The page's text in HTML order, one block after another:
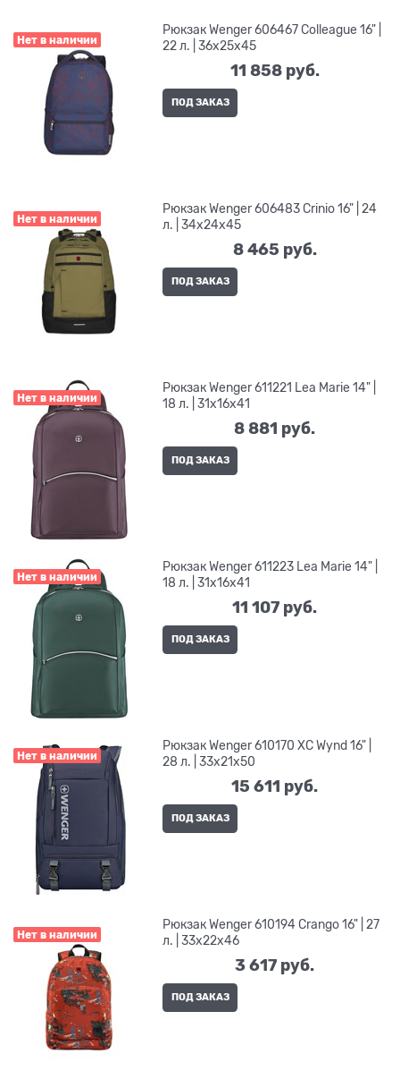
Нет в наличии
Рюкзак Wenger 606467 Colleague 16" |
22 л. | 36x25x45
11 858 руб.
ПОД ЗАКАЗ
Нет в наличии
Рюкзак Wenger 606483 Crinio 16" | 24
л. | 34x24x45
8 465 руб.
ПОД ЗАКАЗ
Нет в наличии
Рюкзак Wenger 611221 Lea Marie 14" |
18 л. | 31x16x41
8 881 руб.
ПОД ЗАКАЗ
Нет в наличии
Рюкзак Wenger 611223 Lea Marie 14" |
18 л. | 31x16x41
11 107 руб.
ПОД ЗАКАЗ
Нет в наличии
Рюкзак Wenger 610170 XC Wynd 16" |
28 л. | 33x21x50
15 611 руб.
ПОД ЗАКАЗ
Нет в наличии
Рюкзак Wenger 610194 Crango 16" | 27
л. | 33x22x46
3 617 руб.
ПОД ЗАКАЗ